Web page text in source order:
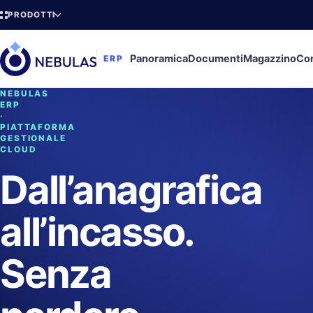
PRODOTTI
ERP PanoramicaDocumentiMagazzino
NEBULAS
ERP
·
PIATTAFORMA
GESTIONALE
CLOUD
Dall’anagrafica
all’incasso.
Senza